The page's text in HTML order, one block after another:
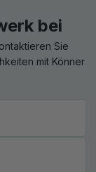
bei
Sie
mit Könner